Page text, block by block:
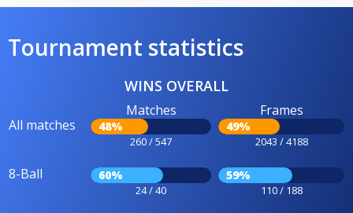
Tournament statistics
WINS OVERALL
All matches
Matches
48%
260 / 547
Frames
49%
2043 / 4188
8-Ball 60%
24 / 40
59%
110 / 188